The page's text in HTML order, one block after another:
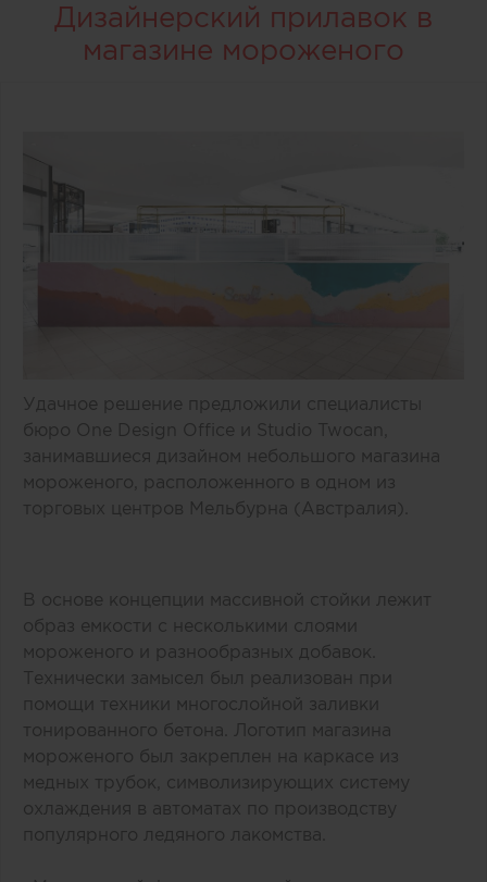
Дизайнерский прилавок в
магазине мороженого
Удачное решение предложили специалисты
бюро One Design Office и Studio Twocan,
занимавшиеся дизайном небольшого магазина
мороженого, расположенного в одном из
торговых центров Мельбурна (Австралия).
В основе концепции массивной стойки лежит
образ емкости с несколькими слоями
мороженого и разнообразных добавок.
Технически замысел был реализован при
помощи техники многослойной заливки
тонированного бетона. Логотип магазина
мороженого был закреплен на каркасе из
медных трубок, символизирующих систему
охлаждения в автоматах по производству
популярного ледяного лакомства.